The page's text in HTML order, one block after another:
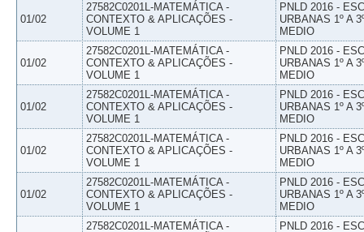
01/02
27582C0201L-MATEMÁTICA -
CONTEXTO & APLICAÇÕES -
VOLUME 1
PNLD 2016 -
URBANAS 1º A
MEDIO
01/02
27582C0201L-MATEMÁTICA -
CONTEXTO & APLICAÇÕES -
VOLUME 1
PNLD 2016 -
URBANAS 1º A
MEDIO
01/02
27582C0201L-MATEMÁTICA -
CONTEXTO & APLICAÇÕES -
VOLUME 1
PNLD 2016 -
URBANAS 1º A
MEDIO
01/02
27582C0201L-MATEMÁTICA -
CONTEXTO & APLICAÇÕES -
VOLUME 1
PNLD 2016 -
URBANAS 1º A
MEDIO
01/02
27582C0201L-MATEMÁTICA -
CONTEXTO & APLICAÇÕES -
VOLUME 1
PNLD 2016 -
URBANAS 1º A
MEDIO
27582C0201L-MATEMÁTICA -
PNLD 2016 -